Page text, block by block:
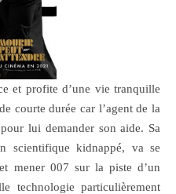
et profite d’une vie tranquille
courte durée car l’agent de la
lui demander son aide. Sa
scientifique kidnappé, va se
mener 007 sur la piste d’un
technologie particulièrement